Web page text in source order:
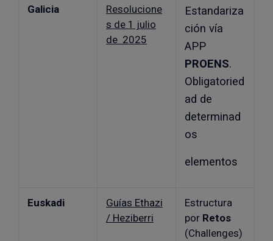
Galicia
Resolucione
s de 1 julio
de 2025
Estandariza
ción vía
APP
PROENS.
Obligatoried
ad de
determinad
os
elementos
Euskadi
Guías Ethazi
/ Heziberri
Estructura
por Retos
(Challenges)